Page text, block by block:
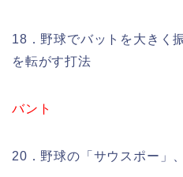
18．野球でバットを大きく
を転がす打法
バント
20．野球の「サウスポー」